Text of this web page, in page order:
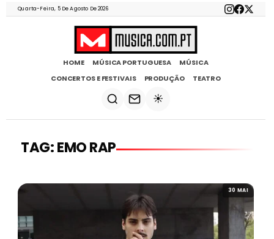
Quarta-Feira, 5 De Agosto De 2026
HOME MÚSICA PORTUGUESA
MÚSICA
CONCERTOS E FESTIVAIS
PRODUÇÃO TEATRO
☀️
TAG: EMO RAP
30 MAI